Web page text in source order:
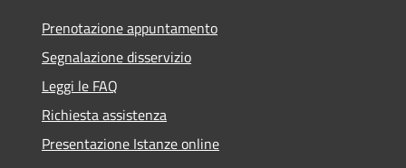
Prenotazione appuntamento
Segnalazione disservizio
Leggi le FAQ
Richiesta assistenza
Presentazione Istanze online